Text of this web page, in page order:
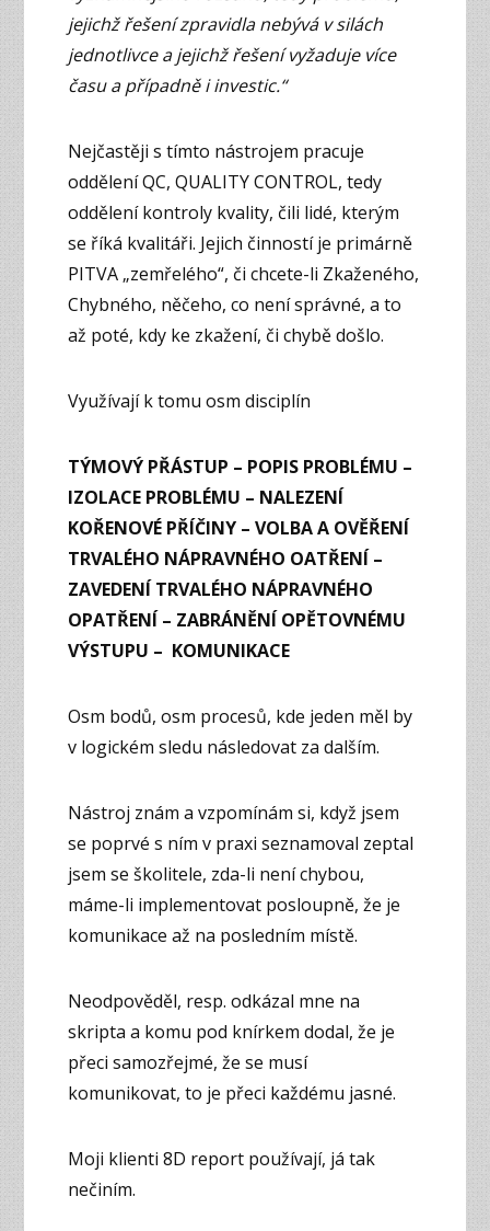
jejichž řešení zpravidla nebývá v silách
jednotlivce a jejichž řešení vyžaduje více
času a případně i investic.“
Nejčastěji s tímto nástrojem pracuje
oddělení QC, QUALITY CONTROL, tedy
oddělení kontroly kvality, čili lidé, kterým
se říká kvalitáři. Jejich činností je primárně
PITVA „zemřelého“, či chcete-li Zkaženého,
Chybného, něčeho, co není správné, a to
až poté, kdy ke zkažení, či chybě došlo.
Využívají k tomu osm disciplín
TÝMOVÝ PŘÁSTUP – POPIS PROBLÉMU –
IZOLACE PROBLÉMU – NALEZENÍ
KOŘENOVÉ PŘÍČINY – VOLBA A OVĚŘENÍ
TRVALÉHO NÁPRAVNÉHO OATŘENÍ –
ZAVEDENÍ TRVALÉHO NÁPRAVNÉHO
OPATŘENÍ – ZABRÁNĚNÍ OPĚTOVNÉMU
VÝSTUPU – KOMUNIKACE
Osm bodů, osm procesů, kde jeden měl by
v logickém sledu následovat za dalším.
Nástroj znám a vzpomínám si, když jsem
se poprvé s ním v praxi seznamoval zeptal
jsem se školitele, zda-li není chybou,
máme-li implementovat posloupně, že je
komunikace až na posledním místě.
Neodpověděl, resp. odkázal mne na
skripta a komu pod knírkem dodal, že je
přeci samozřejmé, že se musí
komunikovat, to je přeci každému jasné.
Moji klienti 8D report používají, já tak
nečiním.